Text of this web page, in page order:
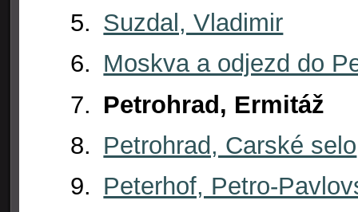
Suzdal, Vladimir
Moskva a odjezd do
Petrohrad, Ermitáž
Petrohrad, Carské selo
Peterhof, Petro-